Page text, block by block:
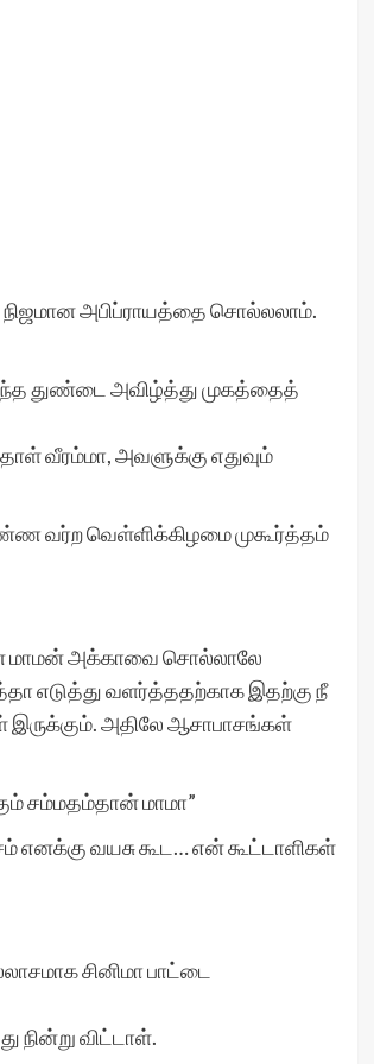
அபிப்ராயத்தை சொல்லலாம்.
துண்டை அவிழ்த்து முகத்தைத்
வீரம்மா, அவளுக்கு எதுவும்
வர்ற வெள்ளிக்கிழமை முகூர்த்தம்
மாமன் அக்காவை சொல்லாலே
எடுத்து வளர்த்ததற்காக இதற்கு நீ
அதிலே ஆசாபாசங்கள்
சம்மதம்தான் மாமா”
வயசு கூட… என் கூட்டாளிகள்
சினிமா பாட்டை
நின்று விட்டாள்.